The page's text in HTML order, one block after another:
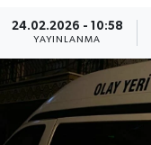
24.02.2026 - 10:58
YAYINLANMA
Haber Arşivi